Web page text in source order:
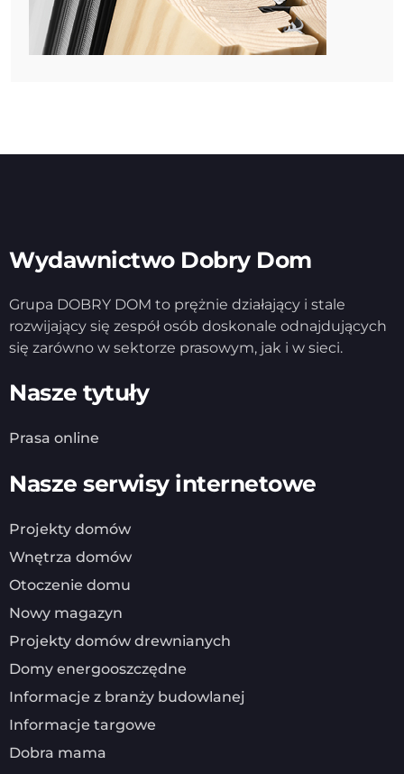
Wydawnictwo Dobry Dom
Grupa DOBRY DOM to prężnie działający i stale
rozwijający się zespół osób doskonale odnajdujących
się zarówno w sektorze prasowym, jak i w sieci.
Nasze tytuły
Prasa online
Nasze serwisy internetowe
Projekty domów
Wnętrza domów
Otoczenie domu
Nowy magazyn
Projekty domów drewnianych
Domy energooszczędne
Informacje z branży budowlanej
Informacje targowe
Dobra mama